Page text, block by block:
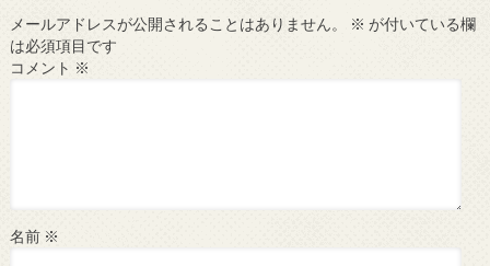
メールアドレスが公開されることはありません。 ※ が付いている欄
は必須項目です
コメント ※
名前 ※